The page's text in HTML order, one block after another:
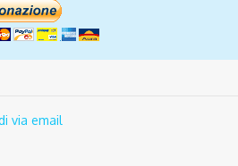
via email